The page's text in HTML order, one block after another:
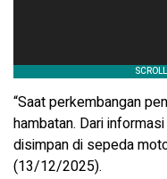
“Saat perkembangan
hambatan. Dari
disimpan di sepeda
(13/12/2025).